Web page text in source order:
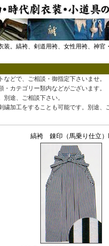
装。縞袴、剣道用袴、女性用袴、神
などで、ご相談・御指定下さいませ。
カテゴリー類内などがございます。
別途、ご相談下さい。
繍加工をすることも可能です。別途、
縞袴 錬印（馬乗り仕立）